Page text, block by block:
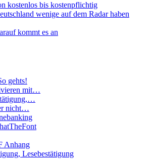
kostenlos bis kostenpflichtig
wenige auf dem Radar haben
kommt es an
gehts!
mit…
nicht…
Anhang
Lesebestätigung